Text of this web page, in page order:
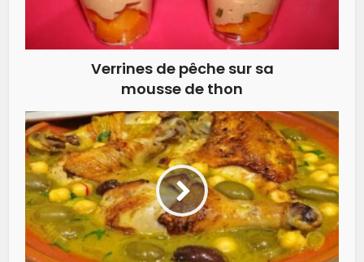
Verrines de pêche sur sa
mousse de thon